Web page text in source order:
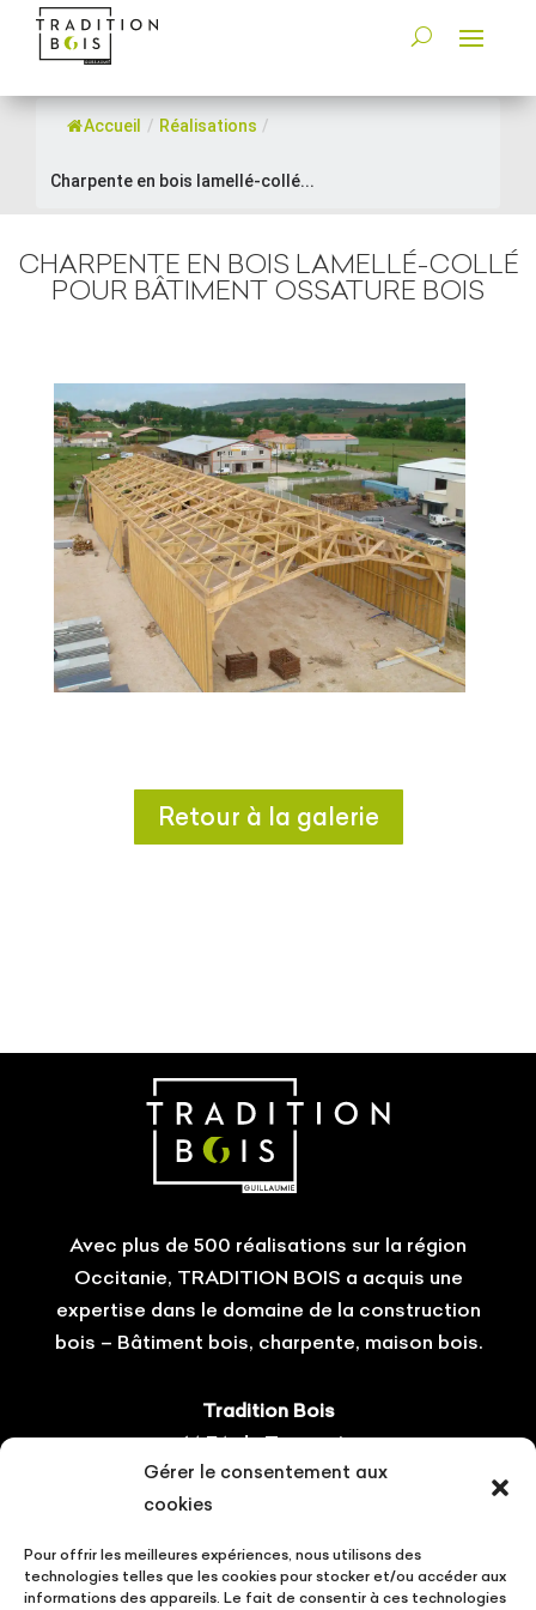
Gérer le consentement aux
cookies
Pour offrir les meilleures expériences, nous utilisons des
technologies telles que les cookies pour stocker et/ou accéder aux
informations des appareils. Le fait de consentir à ces technologies
Accueil / Réalisations /
Charpente en bois lamellé-collé...
CHARPENTE EN BOIS LAMELLÉ-COLLÉ
POUR BÂTIMENT OSSATURE BOIS
Retour à la galerie
Avec plus de 500 réalisations sur la région
Occitanie, TRADITION BOIS a acquis une
expertise dans le domaine de la construction
bois – Bâtiment bois, charpente, maison bois.
Tradition Bois
14 ZA du Tourneris
31470 Bonrepos-sur-Aussonnelle
Tel : 05.61.08.60.54
Suivez-nous !